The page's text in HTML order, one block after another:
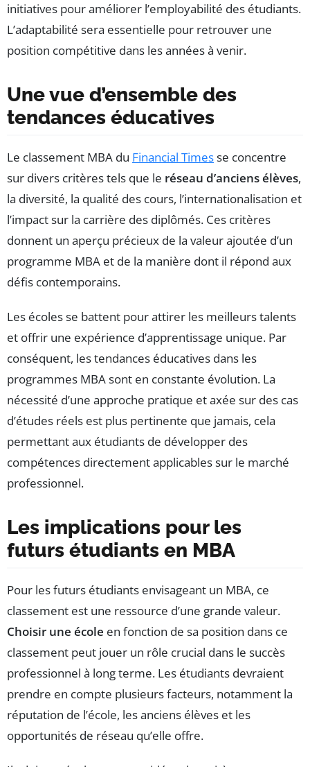
initiatives pour améliorer l’employabilité des étudiants.
L’adaptabilité sera essentielle pour retrouver une
position compétitive dans les années à venir.
Une vue d’ensemble des
tendances éducatives
Le classement MBA du Financial Timesse concentre
sur divers critères tels que le réseau d’anciens élèves,
la diversité, la qualité des cours, l’internationalisation et
l’impact sur la carrière des diplômés. Ces critères
donnent un aperçu précieux de la valeur ajoutée d’un
programme MBA et de la manière dont il répond aux
défis contemporains.
Les écoles se battent pour attirer les meilleurs talents
et offrir une expérience d’apprentissage unique. Par
conséquent, les tendances éducatives dans les
programmes MBA sont en constante évolution. La
nécessité d’une approche pratique et axée sur des cas
d’études réels est plus pertinente que jamais, cela
permettant aux étudiants de développer des
compétences directement applicables sur le marché
professionnel.
Les implications pour les
futurs étudiants en MBA
Pour les futurs étudiants envisageant un MBA, ce
classement est une ressource d’une grande valeur.
Choisir une école en fonction de sa position dans ce
classement peut jouer un rôle crucial dans le succès
professionnel à long terme. Les étudiants devraient
prendre en compte plusieurs facteurs, notamment la
réputation de l’école, les anciens élèves et les
opportunités de réseau qu’elle offre.